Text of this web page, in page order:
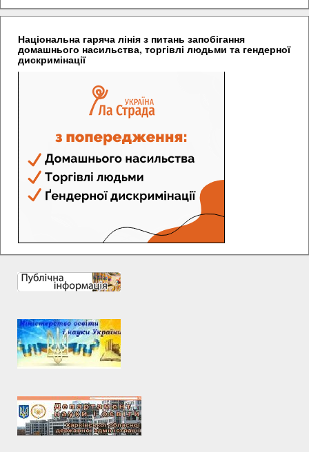
Національна гаряча лінія з питань запобігання
домашнього насильства, торгівлі людьми та гендерної
дискримінації